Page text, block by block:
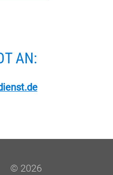
AN:
© 2026